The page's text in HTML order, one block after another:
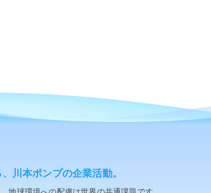
川本ポンプの企業活動。